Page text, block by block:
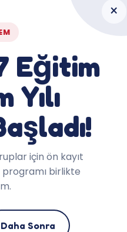
×
Eğitim
Yılı
için ön kayıt
birlikte
Daha Sonra
Yapıyoruz?
LMS
Tespit (6-10 Yaş)
Tespit (11-13 Yaş)
Tespit (Yetişkin)
İngilizce Rehberi
Rehberi